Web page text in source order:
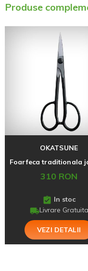
Produse
OKATSUNE
310 RON
In stoc
Livrare Gratuita
VEZI DETALII